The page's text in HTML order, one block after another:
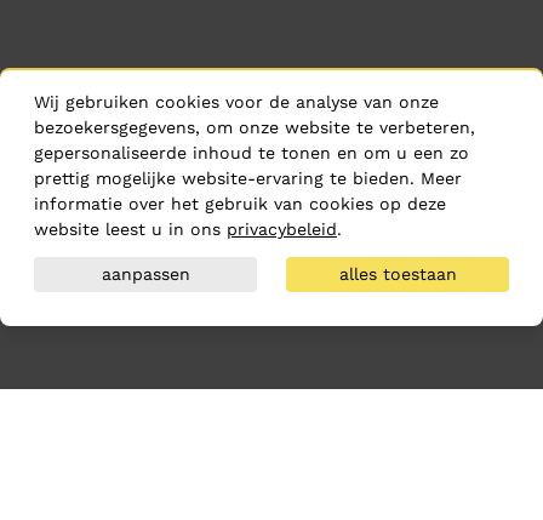
Wij gebruiken cookies voor de analyse van onze
bezoekersgegevens, om onze website te verbeteren,
gepersonaliseerde inhoud te tonen en om u een zo
prettig mogelijke website-ervaring te bieden. Meer
informatie over het gebruik van cookies op deze
website leest u in ons privacybeleid.
aanpassen alles toestaan